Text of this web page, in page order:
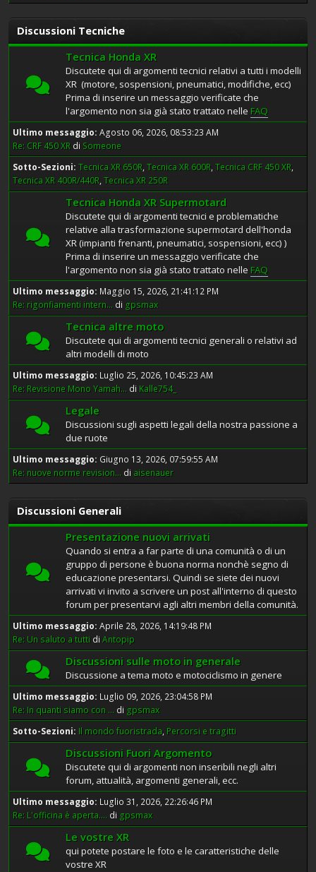
Discussioni Tecniche
Tecnica Honda XR
Discutete qui di argomenti tecnici relativi a tutti i modelli
XR (motore, sospensioni, pneumatici, modifiche, ecc)
Prima di inserire un messaggio verificate che
l'argomento non sia già stato trattato nelle FAQ
Ultimo messaggio: Agosto 06, 2026, 08:53:23 AM
Re: CRF 450 XR di Someone
Sotto-Sezioni Tecnica XR 650R Tecnica XR 600R Tecnica CRF 450 XR
Tecnica XR 400R/440R Tecnica XR 250R
Tecnica Honda XR Supermotard
Discutete qui di argomenti tecnici e problematiche
relative alla trasformazione supermotard dell'honda
XR (impianti frenanti, pneumatici, sospensioni, ecc) )
Prima di inserire un messaggio verificate che
l'argomento non sia già stato trattato nelle FAQ
Ultimo messaggio: Maggio 15, 2026, 21:41:12 PM
Re: rigonfiamenti intern... di gpsmax
Tecnica altre moto
Discutete qui di argomenti tecnici generali o relativi ad
altri modelli di moto
Ultimo messaggio: Luglio 25, 2026, 10:45:23 AM
Re: Revisione Mono Yamah... di Kalle754_
Legale
Discussioni sugli aspetti legali della nostra passione a
due ruote
Ultimo messaggio: Giugno 13, 2026, 07:59:55 AM
Re: nuove norme revision... di aisenauer
Discussioni Generali
Presentazione nuovi arrivati
Quando si entra a far parte di una comunità o di un
gruppo di persone è buona norma nonchè segno di
educazione presentarsi. Quindi se siete dei nuovi
arrivati vi invito a scrivere un post all'interno di questo
forum per presentarvi agli altri membri della comunità.
Ultimo messaggio: Aprile 28, 2026, 14:19:48 PM
Re: Un saluto a tutti di Antopip
Discussioni sulle moto in generale
Discussione a tema moto e motociclismo in genere
Ultimo messaggio: Luglio 09, 2026, 23:04:58 PM
Re: In quanti siamo con ... di gpsmax
Sotto-Sezioni Il mondo fuoristrada Percorsi e tragitti
Discussioni Fuori Argomento
Discutete qui di argomenti non inseribili negli altri
forum, attualità, argomenti generali, ecc.
Ultimo messaggio: Luglio 31, 2026, 22:26:46 PM
Re: L'officina è aperta.... di gpsmax
Le vostre XR
qui potete postare le foto e le caratteristiche delle
vostre XR